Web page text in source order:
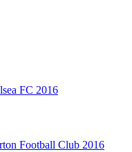
FC 2016
Football Club 2016